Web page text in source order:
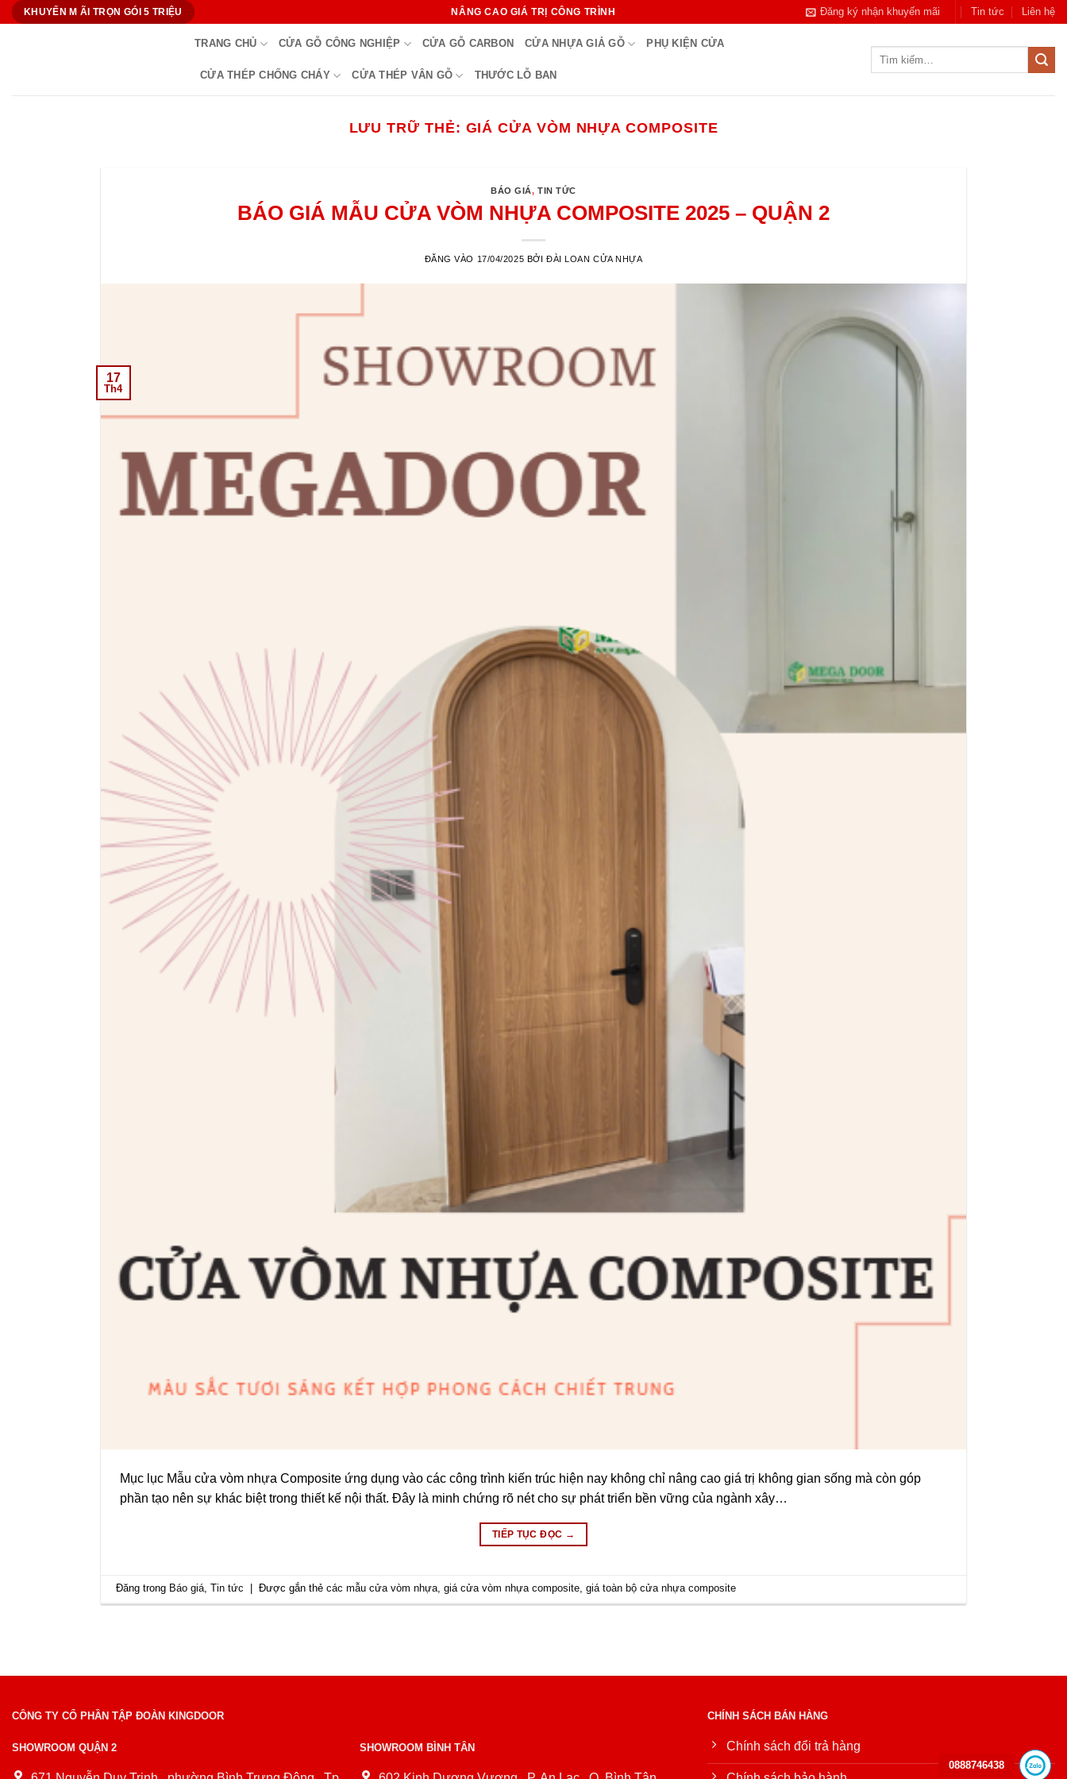
Bỏ
KHUYẾN M ÃI TRỌN GÓI 5 TRIỆU NÂNG CAO GIÁ TRỊ CÔNG TRÌNH Đăng ký nhận khuyến mãi Tin tức Liên hệ
TRANG CHỦ CỬA GỖ CÔNG NGHIỆP CỬA GỖ CARBON CỬA NHỰA GIẢ GỖ PHỤ KIỆN CỬA
CỬA THÉP CHỐNG CHÁY CỬA THÉP VÂN GỖ THƯỚC LỖ BAN
LƯU TRỮ THẺ: GIÁ CỬA VÒM NHỰA COMPOSITE
BÁO GIÁ,TIN TỨC
BÁO GIÁ MẪU CỬA VÒM NHỰA COMPOSITE 2025 – QUẬN 2
ĐĂNG VÀO 17/04/2025 BỞI ĐÀI LOAN CỬA NHỰA
17
Th4
Mục lục Mẫu cửa vòm nhựa Composite ứng dụng vào các công trình kiến trúc hiện nay không chỉ nâng cao giá trị không gian sống mà còn góp
phần tạo nên sự khác biệt trong thiết kế nội thất. Đây là minh chứng rõ nét cho sự phát triển bền vững của ngành xây…
TIẾP TỤC ĐỌC →
Đăng trong Báo giá,Tin tức Được gắn thẻcác mẫu cửa vòm nhựa,giá cửa vòm nhựa composite,giá toàn bộ cửa nhựa composite
CÔNG TY CỔ PHẦN TẬP ĐOÀN KINGDOOR
SHOWROOM QUẬN 2 SHOWROOM BÌNH TÂN
CHÍNH SÁCH BÁN HÀNG
Chính sách đổi trả hàng
0888746438